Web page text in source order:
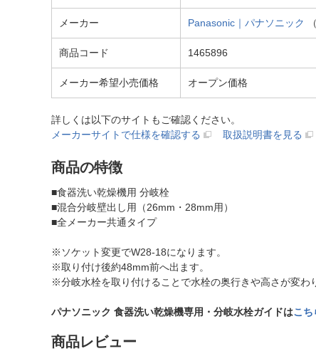
メーカー Panasonic｜パナソニック （
商品コード 1465896
メーカー希望小売価格 オープン価格
詳しくは以下のサイトもご確認ください。
メーカーサイトで仕様を確認する
取扱説明書を見る
商品の特徴
■食器洗い乾燥機用 分岐栓
■混合分岐壁出し用（26mm・28mm用）
■全メーカー共通タイプ
※ソケット変更でW28-18になります。
※取り付け後約48mm前へ出ます。
※分岐水栓を取り付けることで水栓の奥行きや高さが変わ
パナソニック 食器洗い乾燥機専用・分岐水栓ガイドはこち
商品レビュー